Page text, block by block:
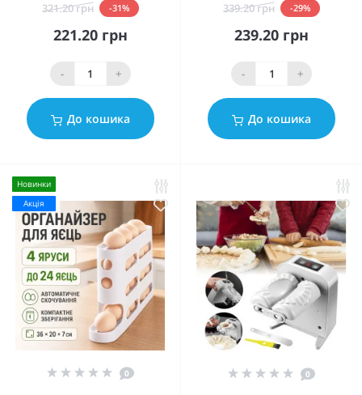
321.20 грн -31%
221.20 грн
- +
До кошика
339.20 грн -29%
239.20 грн
- +
До кошика
Новинки
Акція
0 0